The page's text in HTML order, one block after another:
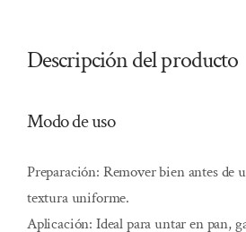
Descripción del producto
Modo de uso
Preparación: Remover bien antes de
textura uniforme.
Aplicación: Ideal para untar en pan,